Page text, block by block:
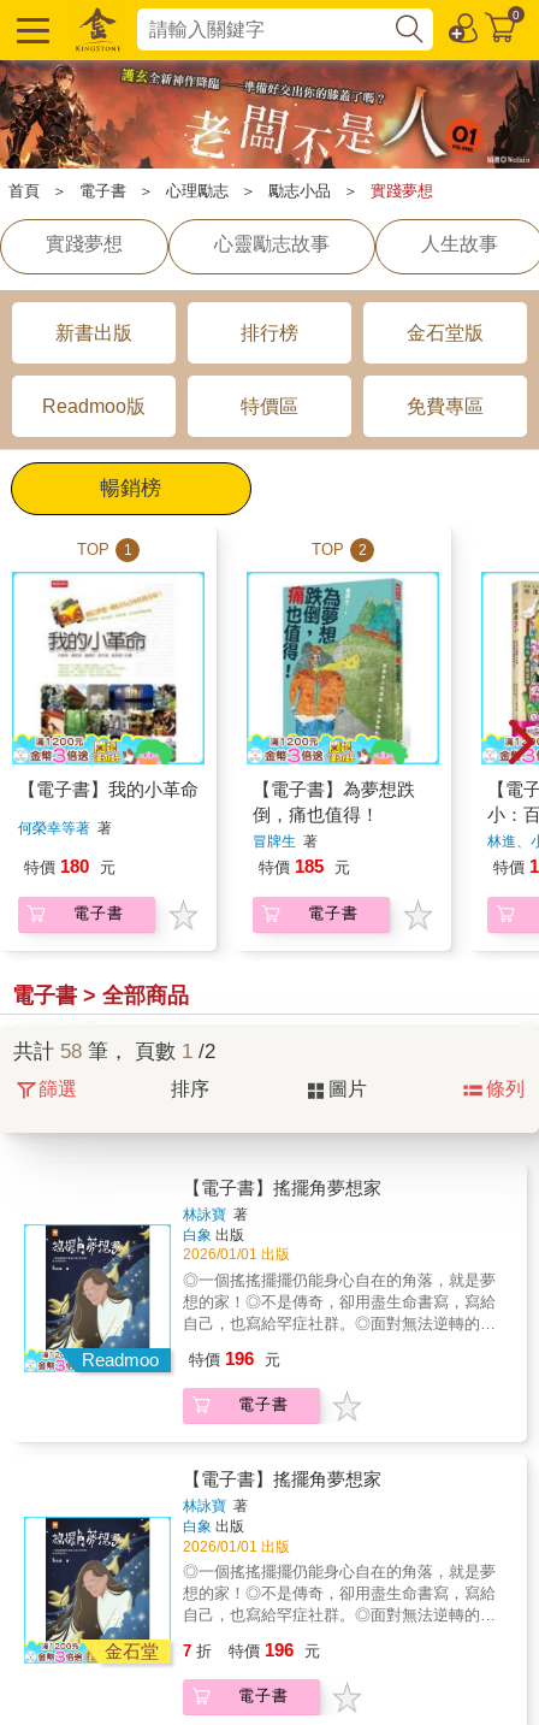
0
首頁 ＞ 電子書 ＞ 心理勵志 ＞ 勵志小品 ＞ 實踐夢想
實踐夢想 心靈勵志故事 人生故事
新書出版 排行榜 金石堂版
Readmoo版 特價區 免費專區
暢銷榜
TOP 1
【電子書】我的小革命
何榮幸等著 著
特價 180 元
電子書
TOP 2
【電子書】為夢想跌
倒，痛也值得！
冒牌生 著
特價 185 元
電子書
【電
小：
A辣
味人
林進、
特價
電子書 > 全部商品
共計 58 筆， 頁數 1 /2
篩選 排序 圖片 條列
Readmoo
【電子書】搖擺角夢想家
林詠寶 著
白象 出版
2026/01/01 出版
◎一個搖搖擺擺仍能身心自在的角落，就是夢
想的家！◎不是傳奇，卻用盡生命書寫，寫給
自己，也寫給罕症社群。◎面對無法逆轉的命
愛。❤我叫林詠寶遺傳型脊髓性小腦萎縮症
（SCA）的患者，這種簡稱為小腦萎縮症的罕
見疾病，在發病後協調能力將逐漸退化，從行
❤為自己和家人行動我的家族有著小腦萎縮症
的遺傳病史，包含我與我的媽媽，家族的三代
九人都患有小腦萎縮症，看著他們生命的掙扎
讓我決定：我要在我還能夠選擇時，為自己的
人生行動。❤我想留下一點甚麼我想過虎死留
皮，而我能留下什麼？大人物做大事，小人物
就「做我能做的事」。我的這些生平故事，當
然比不上網路小說纏綿悱惻，但這些吉光片羽
勝在真實，是我當時遇事的感觸切片，是我短
稱不上傳奇，卻還是充滿著戲劇性，同時也是
我在面對每一個困境時，決定踏出那一步的勇
特價 196 元
電子書
金石堂
【電子書】搖擺角夢想家
林詠寶 著
白象 出版
2026/01/01 出版
◎一個搖搖擺擺仍能身心自在的角落，就是夢
想的家！◎不是傳奇，卻用盡生命書寫，寫給
自己，也寫給罕症社群。◎面對無法逆轉的命
愛。❤我叫林詠寶遺傳型脊髓性小腦萎縮症
（SCA）的患者，這種簡稱為小腦萎縮症的罕
見疾病，在發病後協調能力將逐漸退化，從行
7 折 特價 196 元
電子書